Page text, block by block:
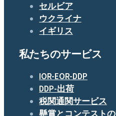
セルビア
ウクライナ
イギリス
私たちのサービス
IOR-EOR-DDP
DDP-出荷
税関通関サービス
懸賞とコンテスト